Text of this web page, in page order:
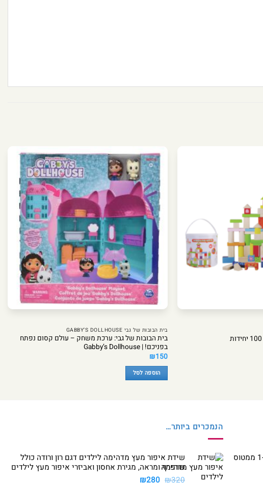
בית הבובות של גבי GABBY’S DOLLHOUSE
בית הבובות של גבי: ערכת משחק – עולם קסום נפתח
בפניכם! | Gabby’s Dollhouse
₪150
הוספה לסל
סופר ווינגס – ג'ט לייטנינג דמות משנת צורה 2 ב-1 ממטוס
הנמכרים ביותר…
שידת איפור מעץ מדהימה לילדים דגם רון ורודה כולל
שרפרף ומראה, מגירת אחסון ואביזרי איפור מעץ לילדים
₪320 המחיר
₪280 המחיר